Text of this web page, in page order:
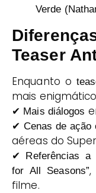
Verde
Teaser
Enquanto o
mais
✔ Mais diálogos
✔ Cenas de ação
aéreas do
✔ Referências a
for All Seasons”,
filme.